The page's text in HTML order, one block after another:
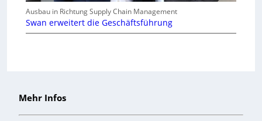
Ausbau in Richtung Supply Chain Management
Swan erweitert die Geschäftsführung
Mehr Infos